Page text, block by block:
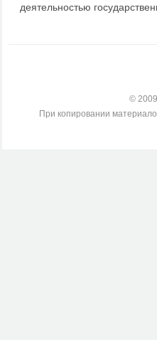
деятельностью
©
При копировании